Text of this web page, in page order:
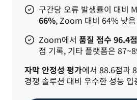
구간당 오류 발생률이 대비
66%, Zoom 대비 64% 낮음
Zoom에서 품질 점수 96.4점
점 기록, 기타 플랫폼은
자막 안정성 평가에서 88.6점과
경쟁 솔루션 대비 우수한 성능 입